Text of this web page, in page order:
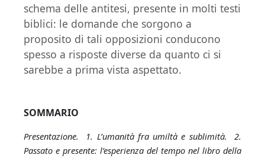
schema delle antitesi, presente in molti testi
biblici: le domande che sorgono a
proposito di tali opposizioni conducono
spesso a risposte diverse da quanto ci si
sarebbe a prima vista aspettato.
SOMMARIO
Presentazione. 1. L’umanità fra umiltà e sublimità. 2.
Passato e presente: l’esperienza del tempo nel libro della